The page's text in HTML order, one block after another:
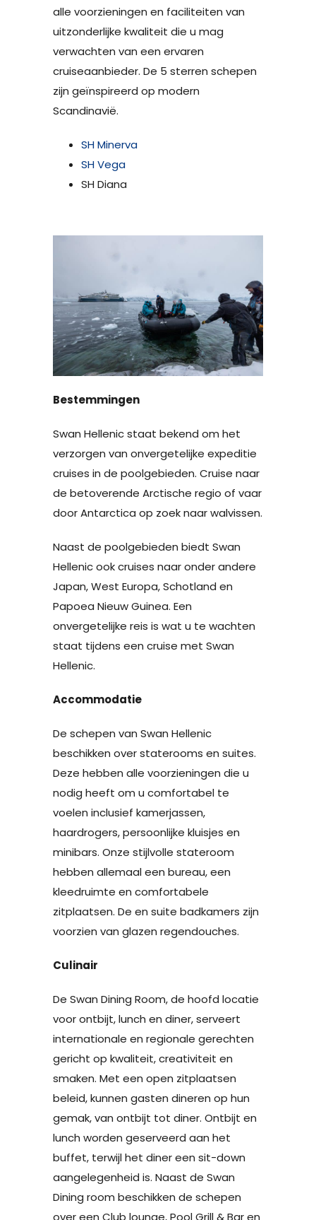
alle voorzieningen en faciliteiten van
uitzonderlijke kwaliteit die u mag
verwachten van een ervaren
cruiseaanbieder. De 5 sterren schepen
zijn geïnspireerd op modern
Scandinavië.
SH Minerva
SH Vega
SH Diana
Bestemmingen
Swan Hellenic staat bekend om het
verzorgen van onvergetelijke expeditie
cruises in de poolgebieden. Cruise naar
de betoverende Arctische regio of vaar
door Antarctica op zoek naar walvissen.
Naast de poolgebieden biedt Swan
Hellenic ook cruises naar onder andere
Japan, West Europa, Schotland en
Papoea Nieuw Guinea. Een
onvergetelijke reis is wat u te wachten
staat tijdens een cruise met Swan
Hellenic.
Accommodatie
De schepen van Swan Hellenic
beschikken over staterooms en suites.
Deze hebben alle voorzieningen die u
nodig heeft om u comfortabel te
voelen inclusief kamerjassen,
haardrogers, persoonlijke kluisjes en
minibars. Onze stijlvolle stateroom
hebben allemaal een bureau, een
kleedruimte en comfortabele
zitplaatsen. De en suite badkamers zijn
voorzien van glazen regendouches.
Culinair
De Swan Dining Room, de hoofd locatie
voor ontbijt, lunch en diner, serveert
internationale en regionale gerechten
gericht op kwaliteit, creativiteit en
smaken. Met een open zitplaatsen
beleid, kunnen gasten dineren op hun
gemak, van ontbijt tot diner. Ontbijt en
lunch worden geserveerd aan het
buffet, terwijl het diner een sit-down
aangelegenheid is. Naast de Swan
Dining room beschikken de schepen
over een Club lounge, Pool Grill & Bar en